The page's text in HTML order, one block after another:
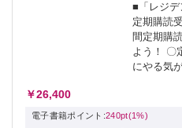
■「レジ
定期購読
間定期購
よう！ 〇
にやる気
が読める
トノート
￥26,400
電子書籍ポイント:240pt(1%)